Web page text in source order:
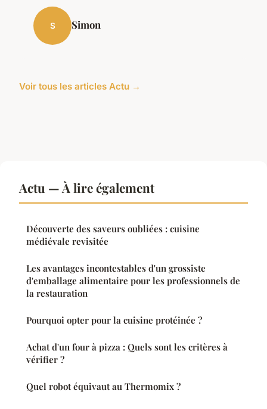
S Simon
Voir tous les articles Actu →
Actu — À lire également
Découverte des saveurs oubliées : cuisine
médiévale revisitée
Les avantages incontestables d'un grossiste
d'emballage alimentaire pour les professionnels de
la restauration
Pourquoi opter pour la cuisine protéinée ?
Achat d'un four à pizza : Quels sont les critères à
vérifier ?
Quel robot équivaut au Thermomix ?